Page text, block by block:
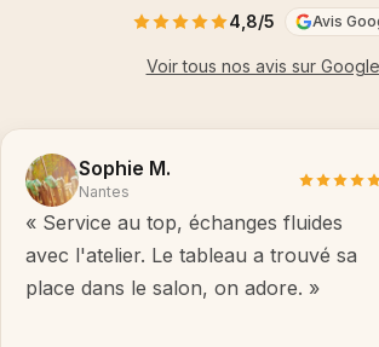
4,8/5 Avis
Voir tous nos avis sur Google
Sophie M.
Nantes
« Service au top, échanges fluides
avec l'atelier. Le tableau a trouvé sa
place dans le salon, on adore. »